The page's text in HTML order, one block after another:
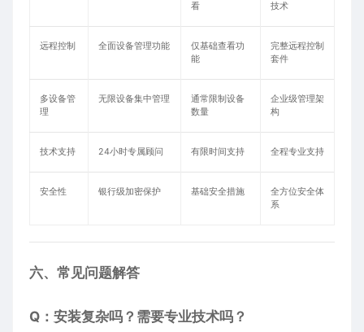
看
技术
远程控制 全面设备管理功能
仅基础查看功
能
完整远程控制
套件
多设备管
理
无限设备集中管理
通常限制设备
数量
企业级管理架
构
技术支持 24小时专属顾问 有限时间支持 全程专业支持
安全性 银行级加密保护 基础安全措施
全方位安全体
系
六、常见问题解答
Q：安装复杂吗？需要专业技术吗？